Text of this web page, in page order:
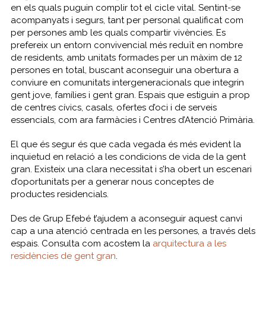
en els quals puguin complir tot el cicle vital. Sentint-se
acompanyats i segurs, tant per personal qualificat com
per persones amb les quals compartir vivències. Es
prefereix un entorn convivencial més reduït en nombre
de residents, amb unitats formades per un màxim de 12
persones en total, buscant aconseguir una obertura a
conviure en comunitats intergeneracionals que integrin
gent jove, famílies i gent gran. Espais que estiguin a prop
de centres cívics, casals, ofertes d’oci i de serveis
essencials, com ara farmàcies i Centres d’Atenció Primària.
El que és segur és que cada vegada és més evident la
inquietud en relació a les condicions de vida de la gent
gran. Existeix una clara necessitat i s’ha obert un escenari
d’oportunitats per a generar nous conceptes de
productes residencials.
Des de Grup Efebé t’ajudem a aconseguir aquest canvi
cap a una atenció centrada en les persones, a través dels
espais. Consulta com acostem la arquitectura a les
residències de gent gran